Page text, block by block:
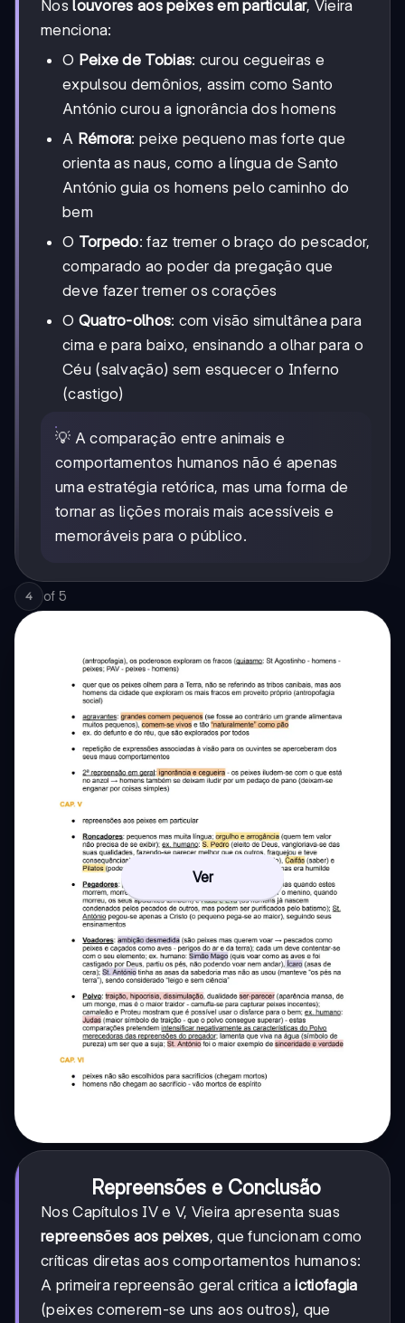
Noslouvores aos peixes em particular, Vieira
menciona:
O Peixe de Tobias: curou cegueiras e
expulsou demônios, assim como Santo
António curou a ignorância dos homens
A Rémora: peixe pequeno mas forte que
orienta as naus, como a língua de Santo
António guia os homens pelo caminho do
bem
O Torpedo: faz tremer o braço do pescador,
comparado ao poder da pregação que
deve fazer tremer os corações
O Quatro-olhos: com visão simultânea para
cima e para baixo, ensinando a olhar para o
Céu (salvação) sem esquecer o Inferno
(castigo)
💡 A comparação entre animais e
comportamentos humanos não é apenas
uma estratégia retórica, mas uma forma de
tornar as lições morais mais acessíveis e
memoráveis para o público.
4 of 5
Ver
Repreensões e Conclusão
Nos Capítulos IV e V, Vieira apresenta suas
repreensões aos peixes, que funcionam como
críticas diretas aos comportamentos humanos:
A primeira repreensão geral critica aictiofagia
(peixes comerem-se uns aos outros), que